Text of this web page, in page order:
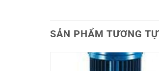
SẢN PHẨM TƯƠNG TỰ